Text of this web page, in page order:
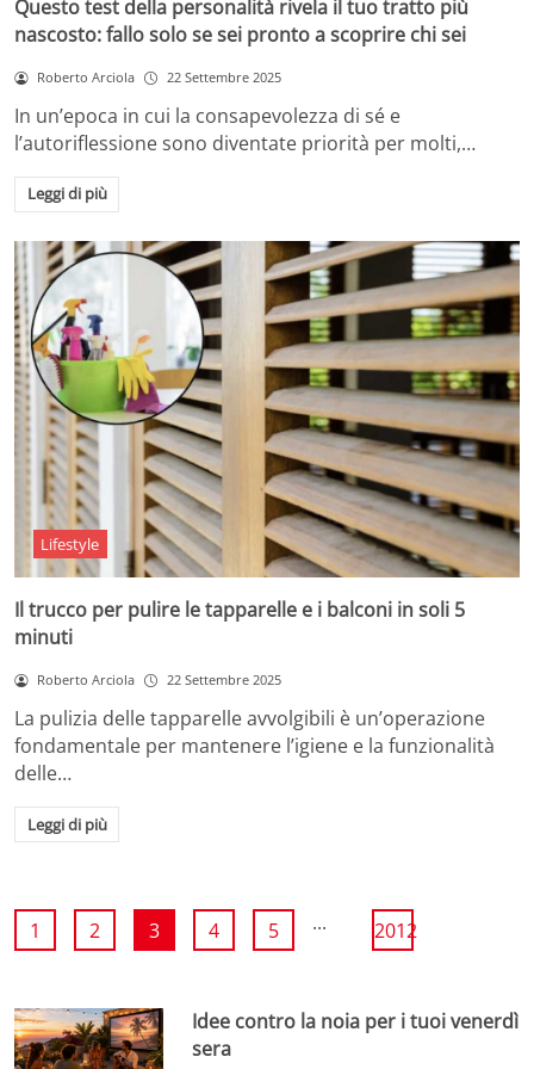
Questo test della personalità rivela il tuo tratto più
nascosto: fallo solo se sei pronto a scoprire chi sei
Roberto Arciola 22 Settembre 2025
In un’epoca in cui la consapevolezza di sé e
l’autoriflessione sono diventate priorità per molti,…
Leggi di più
Lifestyle
Il trucco per pulire le tapparelle e i balconi in soli 5
minuti
Roberto Arciola 22 Settembre 2025
La pulizia delle tapparelle avvolgibili è un’operazione
fondamentale per mantenere l’igiene e la funzionalità
delle…
Leggi di più
1 2 3 4 5 ... 2012
Idee contro la noia per i tuoi venerdì
sera